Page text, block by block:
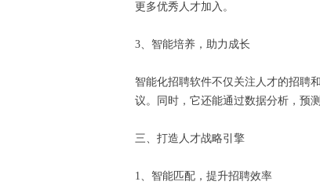
更多优秀人才加入。
3、智能培养，助力成长
智能化招聘软件不仅关注人才的招聘
议。同时，它还能通过数据分析，预
三、打造人才战略引擎
1、智能匹配，提升招聘效率